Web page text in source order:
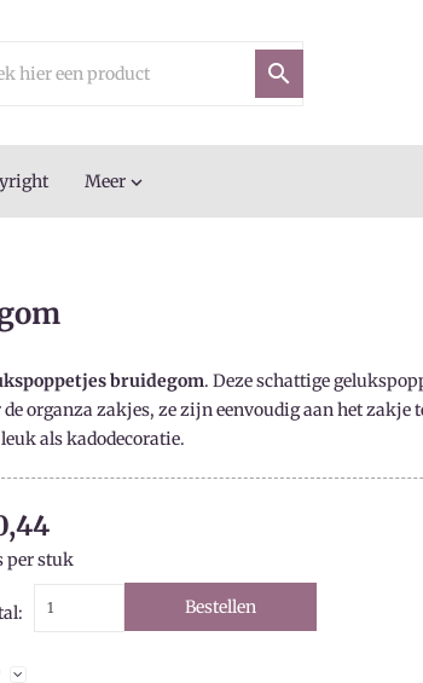

Meer 
bruidegom. Deze schattige
de organza zakjes, ze zijn eenvoudig aan het zakje
als kadodecoratie.
per stuk
Bestellen